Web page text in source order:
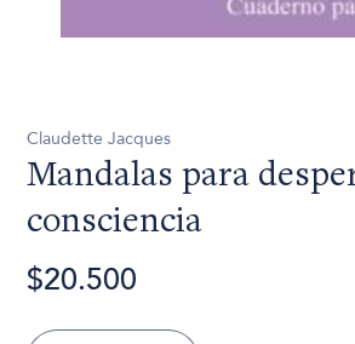
Claudette Jacques
Mandalas para
consciencia
$20.500